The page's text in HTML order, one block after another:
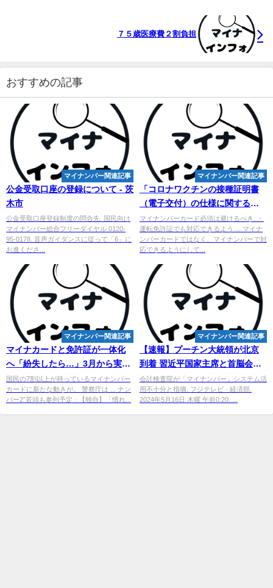
７５歳医療費２割負担
おすすめの記事
マイナンバー関連記事
公金受取口座の登録について - 茨
木市
公金受取口座登録制度の問合先. 国民向け
マイナンバー総合フリーダイヤル 0120-
95-0178. 音声ガイダンスに従って「6」に
お進くださ...
マイナンバー関連記事
「コロナワクチンの接種証明書
（電子交付）の仕様に関するご
意見」の取りまとめ結果を公表
しま ...
マイナンバーカード必須は避けるべき. ・
運転免許証でも対応できるよう ... マイナ
ンバーカードではなく、マイナンバーで対
応できるようにして...
マイナンバー関連記事
マイナカードと免許証が一体化
へ「紛失したら…」3月から実施
でメリットの一方不安も
国民の7割以上が持っているマイナンバー
カードに新たな動きが。 警察庁は ... ナン
バー2”若頭も参列予定 · 【独自】「慣れ...
マイナンバー関連記事
【速報】プーチン大統領が北京
到着 習近平国家主席と首脳会談
へ ロシア・中国の関係強化アピ
ールか
会計検査院が「マイナンバー」システム活
用不十分と指摘. フジテレビ · 経済部.
2024年5月16日 木曜 午前0:20. ...